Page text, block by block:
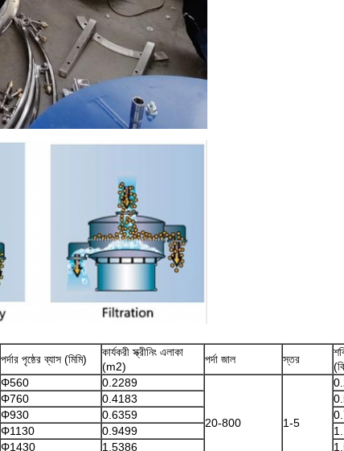
পর্দার পৃষ্ঠের ব্যাস (মিমি)
কার্যকরী স্ক্রীনিং এলাকা
(m2)
পর্দা জাল স্তর
Φ560 0.2289
20-800 1-5
Φ760 0.4183
Φ930 0.6359
Φ1130 0.9499
Φ1430 1.5386